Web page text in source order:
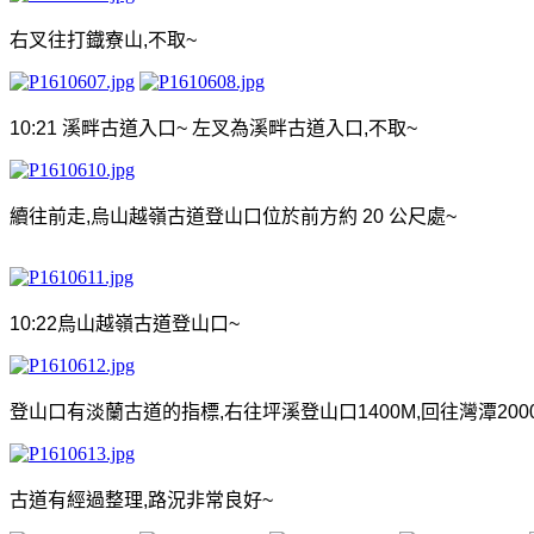
右叉往打鐡寮山,不取~
10:21 溪畔古道入口~ 左叉為溪畔古道入口 ,不取~
續往前走,烏山越嶺古道登山口位於前方約 20 公尺處~
10:22烏山越嶺古道登山口~
登山口有淡蘭古道的指標,右往坪溪登山口 1400M,回往灣潭
古道有經過整理,路況非常良好~